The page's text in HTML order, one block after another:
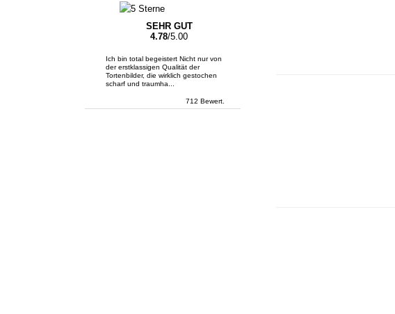
SEHR GUT
4.78/5.00
Ich bin total begeistert Nicht nur von
der erstklassigen Qualität der
Tortenbilder, die wirklich gestochen
scharf und traumha...
712 Bewert.